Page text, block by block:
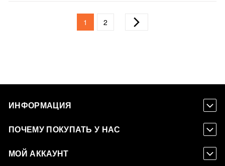
Страница
You're currently reading page
1 Страница
2
ИНФОРМАЦИЯ
ПОЧЕМУ ПОКУПАТЬ У НАС
МОЙ АККАУНТ